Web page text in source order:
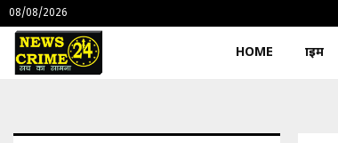
08/08/2026
HOME क्राइम